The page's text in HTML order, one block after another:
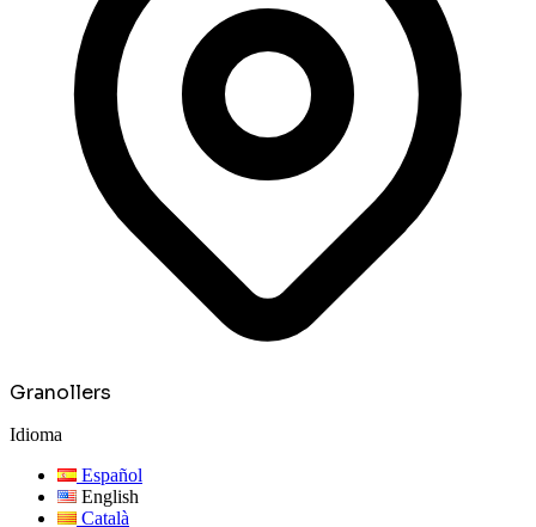
Granollers
Idioma
Español
English
Català